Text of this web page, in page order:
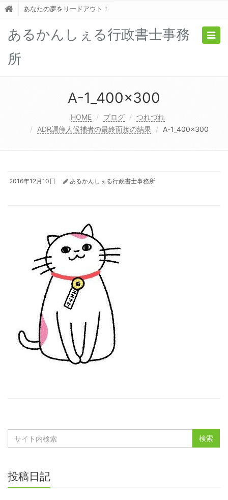
あなたの夢をリードアウト！
あるかんしぇる行政書士事務
所
A-1_400x300
HOME ブログ
つれづれ
ADR調停人候補者の最終面接の結果
A-1_400x300
2016年12月10日 あるかんしぇる行政書士事務所
投稿日記